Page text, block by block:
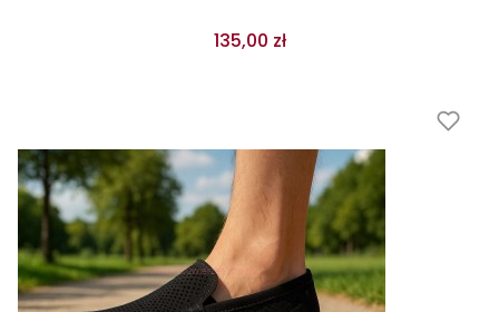
135,00 zł